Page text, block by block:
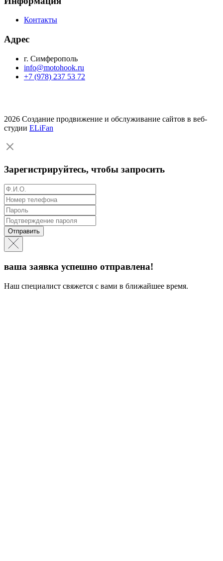
Контакты
Адрес
г. Симферополь
info@motohook.ru
+7 (978) 237 53 72
2026 Создание продвижение и обслуживание сайтов в веб-
студии ELiFan
Зарегистрируйтесь, чтобы запросить
Отправить
ваша заявка успешно отправлена!
Наш специалист свяжется с вами в ближайшее время.